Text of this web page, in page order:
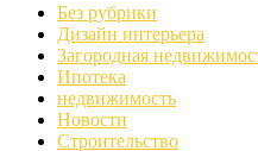
Без рубрики
Дизайн интерьера
Загородная
Ипотека
недвижимость
Новости
Строительство